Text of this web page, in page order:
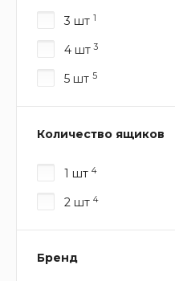
3 шт 1
4 шт3
5 шт 5
Количество ящиков
1 шт 4
2 шт 4
Бренд